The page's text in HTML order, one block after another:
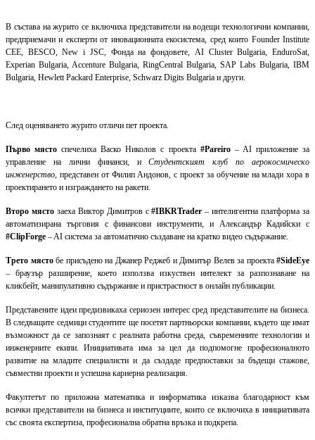
В състава на журито се включиха представители на водещи технологични компании,
предприемачи и експерти от иновационната екосистема, сред които Founder Institute
CEE, BESCO, New i JSC, Фонда на фондовете, AI Cluster Bulgaria, EnduroSat,
Experian Bulgaria, Accenture Bulgaria, RingCentral Bulgaria, SAP Labs Bulgaria, IBM
Bulgaria, Hewlett Packard Enterprise, Schwarz Digits Bulgaria и други.
След оценяването журито отличи пет проекта.
Първо място спечелиха Васко Николов с проекта #Pareiro– AI приложение за
управление на лични финанси, иСтудентският клуб по аерокосмическо
инженерство, представен от Филип Андонов, с проект за обучение на млади хора в
проектирането и изграждането на ракети.
Второ мястозаеха Виктор Димитров с#IBKRTrader – интелигентна платформа за
автоматизирана търговия с финансови инструменти, и Александър Кадийски с
#ClipForge – AI система за автоматично създаване на кратко видео съдържание.
Трето мястобе присъдено на Джанер Реджеб и Димитър Велев за проекта #SideEye
– браузър разширение, което използва изкуствен интелект за разпознаване на
кликбейт, манипулативно съдържание и пристрастност в онлайн публикации.
Представените идеи предизвикаха сериозен интерес сред представителите на бизнеса.
В следващите седмици студентите ще посетят партньорски компании, където ще имат
възможност да се запознаят с реалната работна среда, съвременните технологии и
инженерните екипи. Инициативата има за цел да подпомогне професионалното
развитие на младите специалисти и да създаде предпоставки за бъдещи стажове,
съвместни проекти и успешна кариерна реализация.
Факултетът по приложна математика и информатика изказва благодарност към
всички представители на бизнеса и институциите, които се включиха в инициативата
със своята експертиза, професионална обратна връзка и подкрепа.